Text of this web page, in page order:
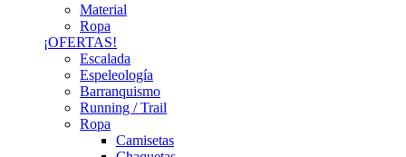
Material
Ropa
¡OFERTAS!
Escalada
Espeleología
Barranquismo
Running / Trail
Ropa
Camisetas